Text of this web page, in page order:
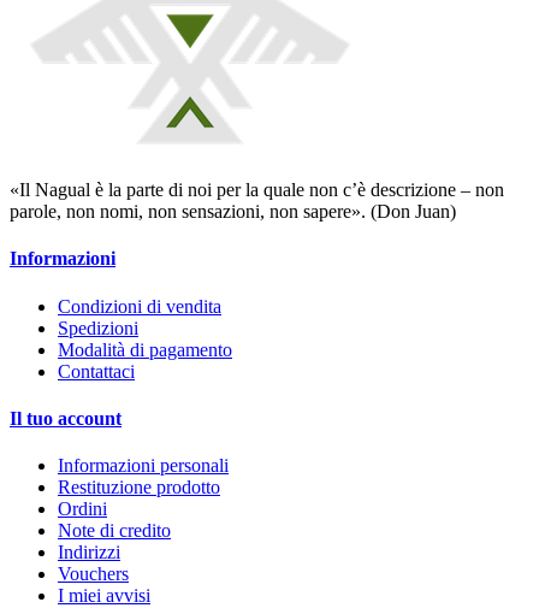
«Il Nagual è la parte di noi per la quale non c’è descrizione – non
parole, non nomi, non sensazioni, non sapere». (Don Juan)
Informazioni
Condizioni di vendita
Spedizioni
Modalità di pagamento
Contattaci
Il tuo account
Informazioni personali
Restituzione prodotto
Ordini
Note di credito
Indirizzi
Vouchers
I miei avvisi